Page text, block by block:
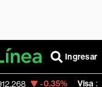
Ingresar
-0.35% Visa 362.50 -